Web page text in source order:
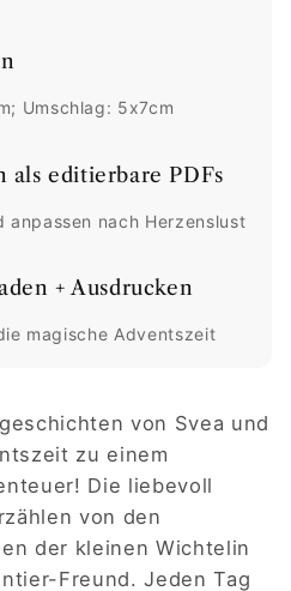
Umschlag: 5x7cm
als editierbare PDFs
anpassen nach Herzenslust
+ Ausdrucken
magische Adventszeit
von Svea und
zu einem
Die liebevoll
von den
der kleinen Wichtelin
Freund. Jeden Tag